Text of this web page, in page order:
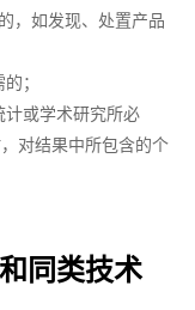
，如发现、处置产品
；
计或学术研究所必
对结果中所包含的个
同类技术